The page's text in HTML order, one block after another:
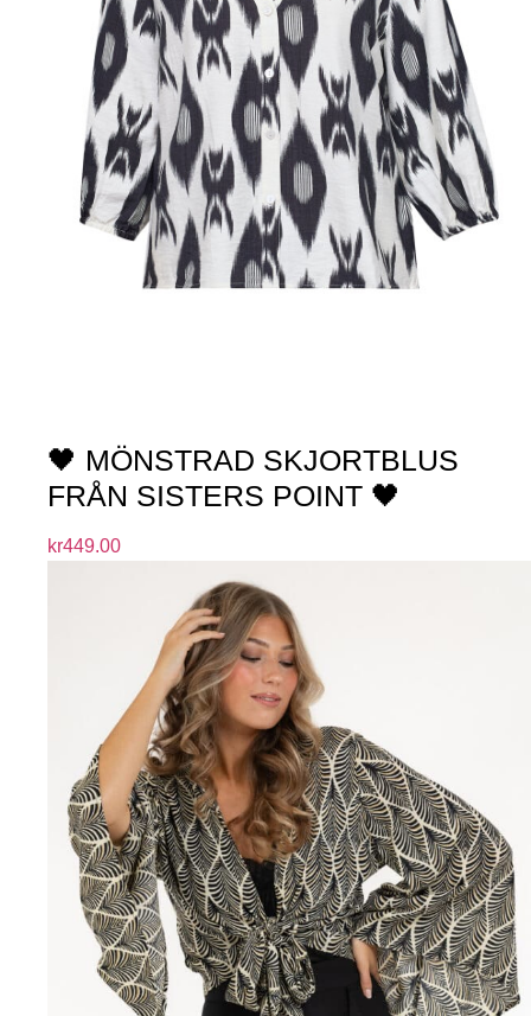
🖤 MÖNSTRAD SKJORTBLUS
FRÅN SISTERS POINT 🖤
kr449.00